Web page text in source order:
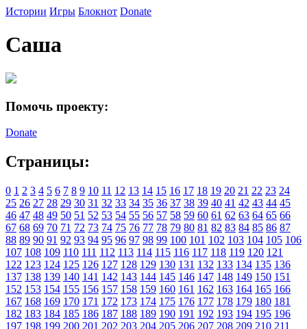
Истории Игры Блокнот Donate
Саша
Помочь проекту:
Donate
Страницы:
0 1 2 3 4 5 6 7 8 9 10 11 12 13 14 15 16 17 18 19 20 21 22 23 24
25 26 27 28 29 30 31 32 33 34 35 36 37 38 39 40 41 42 43 44 45
46 47 48 49 50 51 52 53 54 55 56 57 58 59 60 61 62 63 64 65 66
67 68 69 70 71 72 73 74 75 76 77 78 79 80 81 82 83 84 85 86 87
88 89 90 91 92 93 94 95 96 97 98 99 100 101 102 103 104 105 106
107 108 109 110 111 112 113 114 115 116 117 118 119 120 121
122 123 124 125 126 127 128 129 130 131 132 133 134 135 136
137 138 139 140 141 142 143 144 145 146 147 148 149 150 151
152 153 154 155 156 157 158 159 160 161 162 163 164 165 166
167 168 169 170 171 172 173 174 175 176 177 178 179 180 181
182 183 184 185 186 187 188 189 190 191 192 193 194 195 196
197 198 199 200 201 202 203 204 205 206 207 208 209 210 211